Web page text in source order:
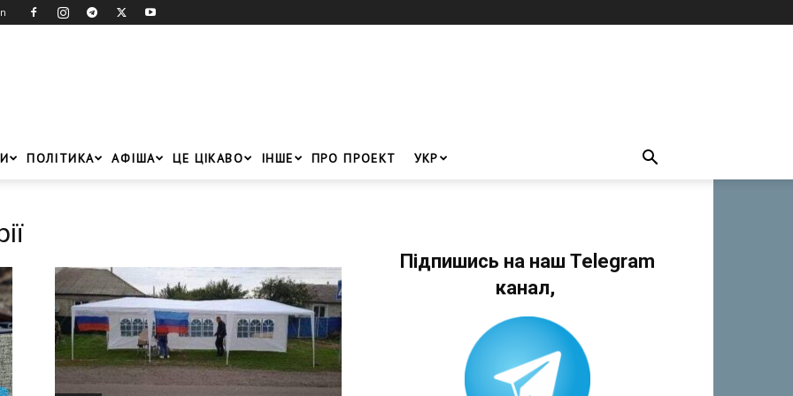
ПОЛІТИКА АФІША ЦЕ ЦІКАВО ІНШЕ ПРО ПРОЕКТ УКР
Підпишись на наш Telegram
канал,